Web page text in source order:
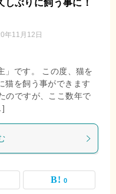
ぶりに飼う事に！
年11月12日
」です。 この度、猫を
猫を飼う事ができます
のですが、ここ数年で
0